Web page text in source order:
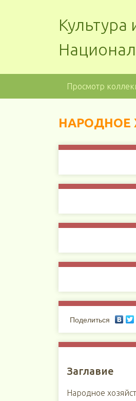
Культура
Просмотр
НАРОДНОЕ
Поделиться
Заглавие
Народное